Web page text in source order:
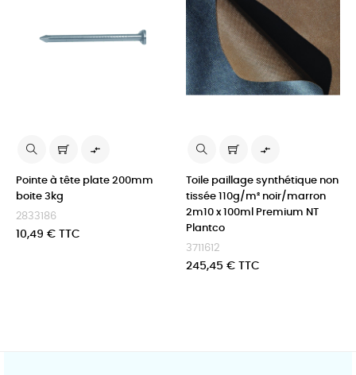

Pointe à tête plate 200mm
boite 3kg
2833186
Prix
10,49 € TTC

Toile paillage synthétique non
tissée 110g/m² noir/marron
2m10 x 100ml Premium NT
Plantco
3711612
Prix
245,45 € TTC